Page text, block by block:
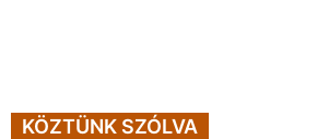
KÖZTÜNK SZÓLVA